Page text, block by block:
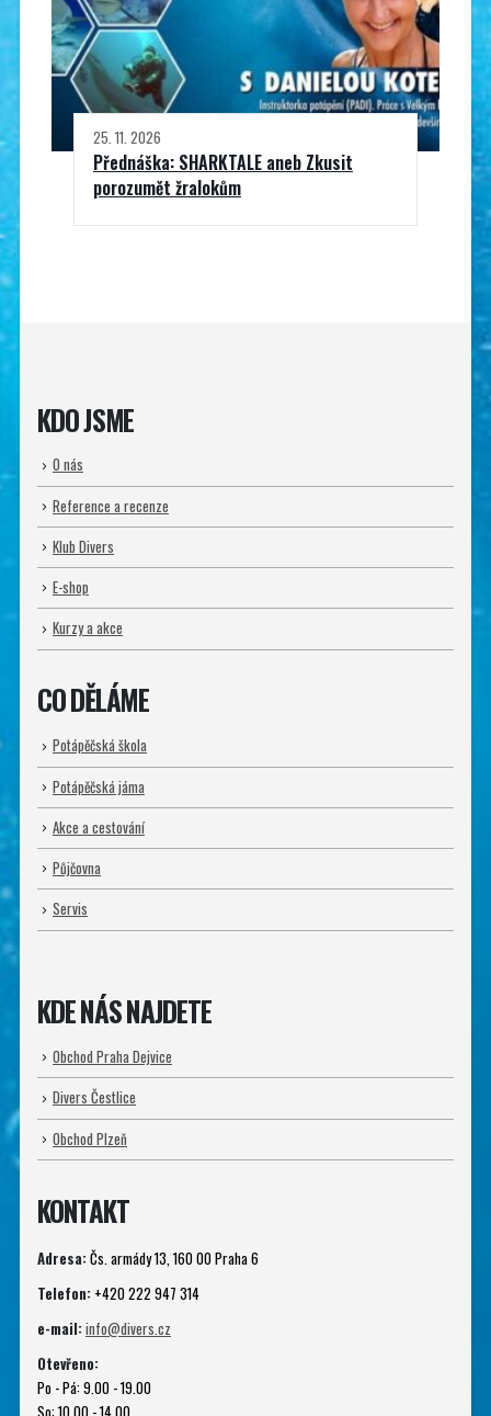
25. 11. 2026
Přednáška: SHARKTALE aneb Zkusit
porozumět žralokům
KDO JSME
O nás
Reference a recenze
Klub Divers
E-shop
Kurzy a akce
CO DĚLÁME
Potápěčská škola
Potápěčská jáma
Akce a cestování
Půjčovna
Servis
KDE NÁS NAJDETE
Obchod Praha Dejvice
Divers Čestlice
Obchod Plzeň
KONTAKT
Adresa: Čs. armády 13, 160 00 Praha 6
Telefon: +420 222 947 314
e-mail: info@divers.cz
Otevřeno:
Po - Pá: 9.00 - 19.00
So: 10.00 - 14.00